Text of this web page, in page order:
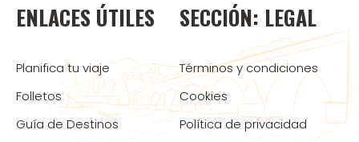
ENLACES ÚTILES
Planifica tu viaje
Folletos
Guía de Destinos
SECCIÓN: LEGAL
Términos y condiciones
Cookies
Política de privacidad